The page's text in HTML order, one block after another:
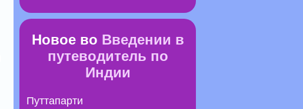
Новое во Введении в
путеводитель по
Индии
Путтапарти